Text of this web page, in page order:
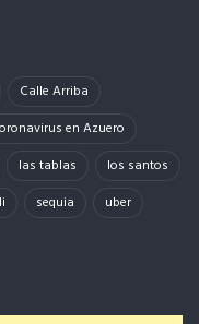
Calle Arriba
en Azuero
las tablas
los santos
sequia uber